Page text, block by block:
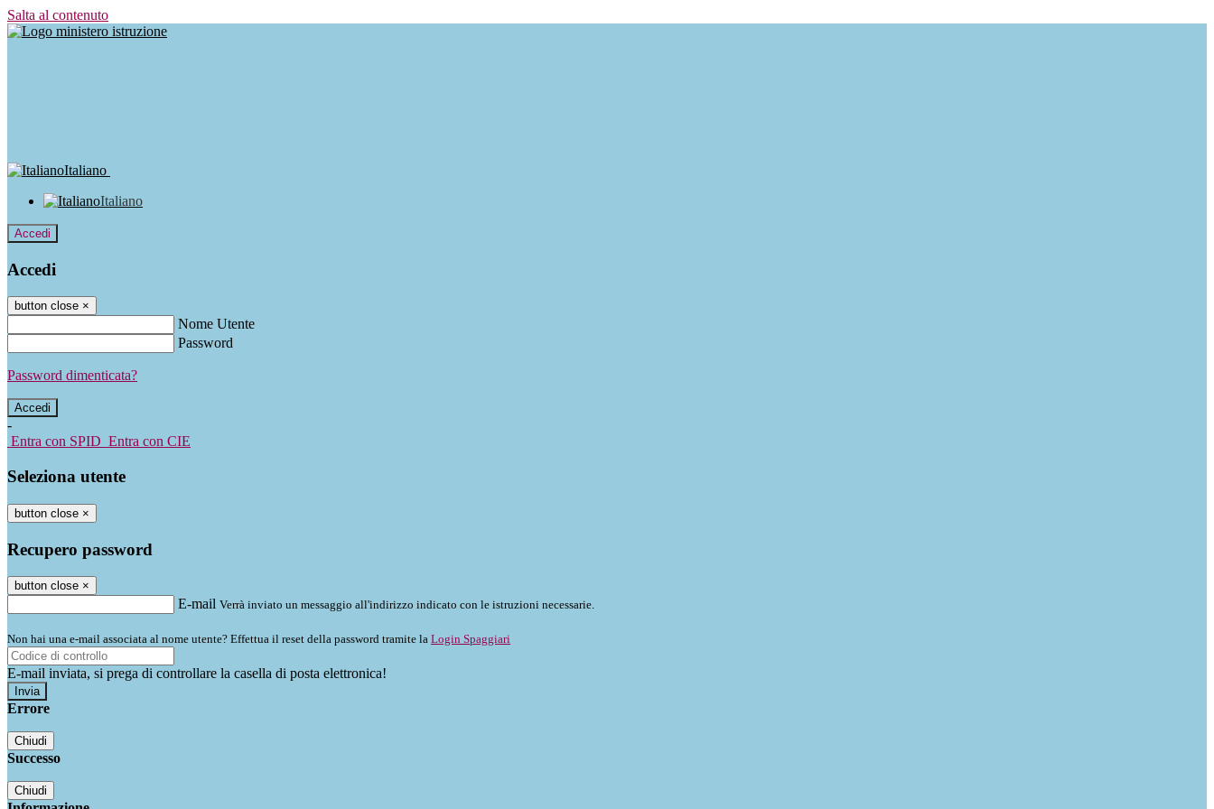
Salta al contenuto
Italiano
Italiano
Accedi
Accedi
button close ×
Nome Utente
Password
Password dimenticata?
-
Entra con SPID Entra con CIE
Seleziona utente
button close ×
Recupero password
button close ×
E-mail Verrà inviato un messaggio all'indirizzo indicato con le istruzioni necessarie.
Non hai una e-mail associata al nome utente? Effettua il reset della password tramite la Login Spaggiari
E-mail inviata, si prega di controllare la casella di posta elettronica!
Errore
Chiudi
Successo
Chiudi